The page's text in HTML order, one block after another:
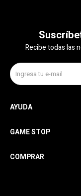
Recibe todas las
AYUDA
GAME STOP
COMPRAR